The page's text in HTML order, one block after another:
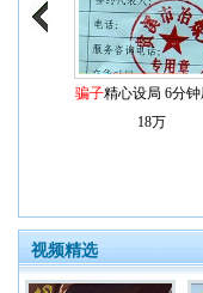
骗子精心设局 6分
18万
视频精选